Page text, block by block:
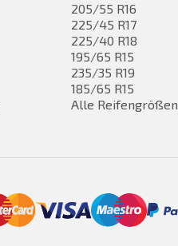
205/55 R16
225/45 R17
225/40 R18
195/65 R15
235/35 R19
185/65 R15
Alle Reifengrößen